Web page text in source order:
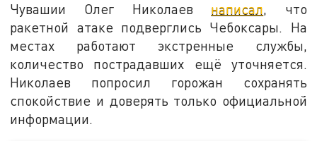
Чувашии Олег Николаев написал, что
ракетной атаке подверглись Чебоксары. На
местах работают экстренные службы,
количество пострадавших ещё уточняется.
Николаев попросил горожан сохранять
спокойствие и доверять только официальной
информации.